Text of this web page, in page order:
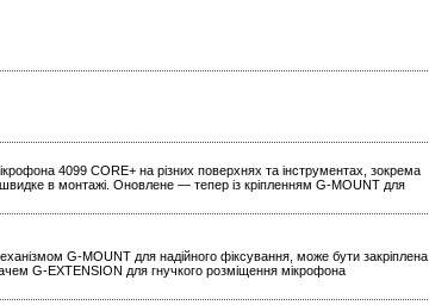
4099 CORE+ на різних поверхнях та інструментах, зокрема
в монтажі. Оновлене — тепер із кріпленням G-MOUNT для
G-MOUNT для надійного фіксування, може бути закріплена
G-EXTENSION для гнучкого розміщення мікрофона